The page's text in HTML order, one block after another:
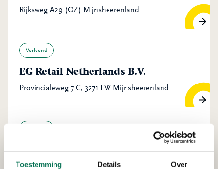
Toestemming Details Over
Rijksweg A29 (OZ) Mijnsheerenland
Verleend
EG Retail Netherlands B.V.
Provincialeweg 7 C, 3271 LW Mijnsheerenland
KZG beheer B.V.
Simon Stevinstraat 12, 3291 CA Strijen